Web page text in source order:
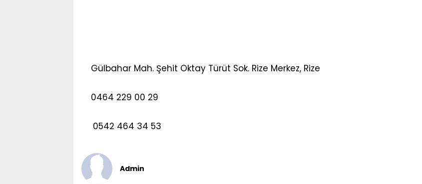
Gülbahar Mah. Şehit Oktay Türüt Sok. Rize Merkez, Rize
0464 229 00 29
0542 464 34 53
Admin